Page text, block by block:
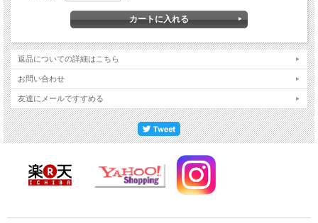
ミニ仏壇 ファンシー12号
サイズ 高さ３６×幅２８×奥行き２３（ｃｍ）
材 質
【上下台輪】
主材料：タモ厚板貼り
【戸板】
主材料：タモ厚板貼り
返品についての詳細はこちら
お問い合わせ
友達にメールですすめる